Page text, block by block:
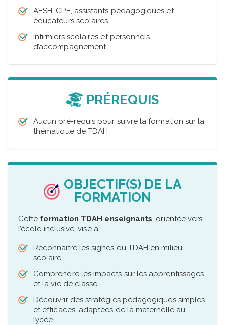
AESH, CPE, assistants pédagogiques et
éducateurs scolaires
Infirmiers scolaires et personnels
d’accompagnement
PRÉREQUIS
Aucun pré-requis pour suivre la formation sur la
thématique de TDAH
OBJECTIF(S) DE LA
FORMATION
Cette formation TDAH enseignants, orientée vers
l’école inclusive, vise à :
Reconnaître les signes du TDAH en milieu
scolaire
Comprendre les impacts sur les apprentissages
et la vie de classe
Découvrir des stratégies pédagogiques simples
et efficaces, adaptées de la maternelle au
lycée